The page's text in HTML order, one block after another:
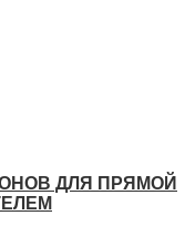
ДЛЯ ПРЯМОЙ